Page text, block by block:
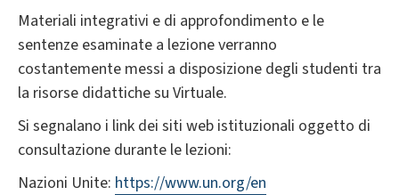
Materiali integrativi e di approfondimento e le
sentenze esaminate a lezione verranno
costantemente messi a disposizione degli studenti tra
la risorse didattiche su Virtuale.
Si segnalano i link dei siti web istituzionali oggetto di
consultazione durante le lezioni:
Nazioni Unite: https://www.un.org/en